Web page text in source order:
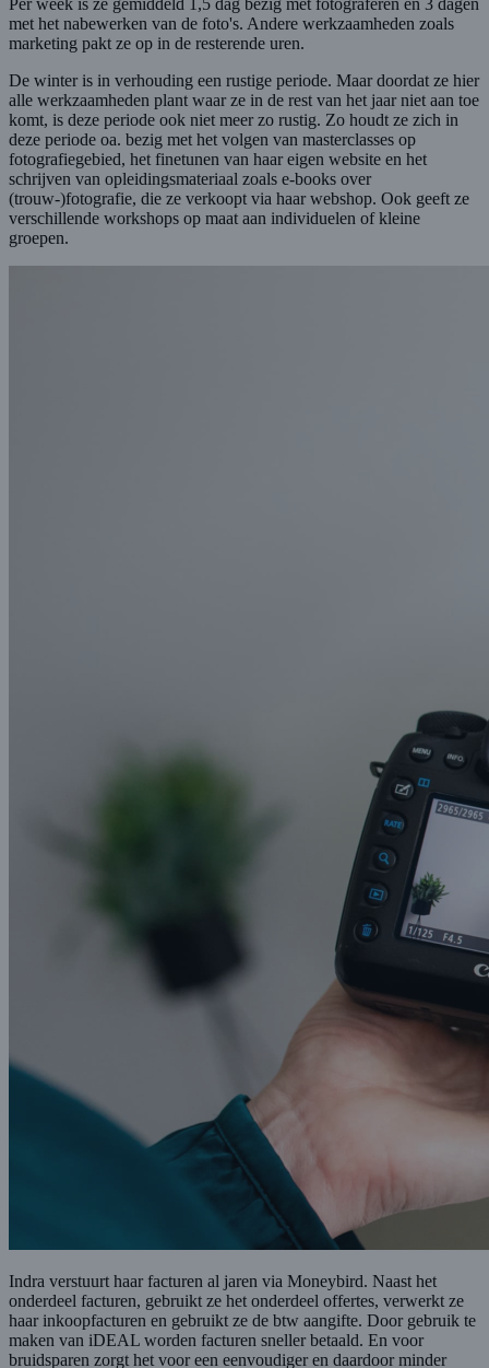
Per week is ze gemiddeld 1,5 dag bezig met fotograferen en 3 dagen
met het nabewerken van de foto's. Andere werkzaamheden zoals
marketing pakt ze op in de resterende uren.
De winter is in verhouding een rustige periode. Maar doordat ze hier
alle werkzaamheden plant waar ze in de rest van het jaar niet aan toe
komt, is deze periode ook niet meer zo rustig. Zo houdt ze zich in
deze periode oa. bezig met het volgen van masterclasses op
fotografiegebied, het finetunen van haar eigen website en het
schrijven van opleidingsmateriaal zoals e-books over
(trouw-)fotografie, die ze verkoopt via haar webshop. Ook geeft ze
verschillende workshops op maat aan individuelen of kleine
groepen.
Indra verstuurt haar facturen al jaren via Moneybird. Naast het
onderdeel facturen, gebruikt ze het onderdeel offertes, verwerkt ze
haar inkoopfacturen en gebruikt ze de btw aangifte. Door gebruik te
maken van iDEAL worden facturen sneller betaald. En voor
bruidsparen zorgt het voor een eenvoudiger en daardoor minder